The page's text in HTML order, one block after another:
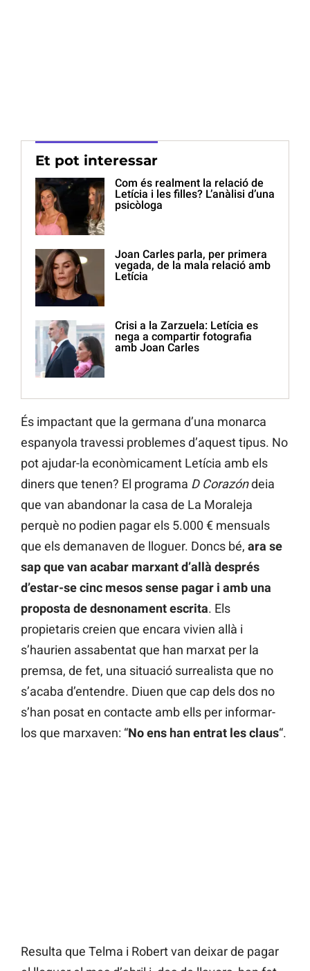
Et pot interessar
Com és realment la relació de
Letícia i les filles? L’anàlisi d’una
psicòloga
Joan Carles parla, per primera
vegada, de la mala relació amb
Letícia
Crisi a la Zarzuela: Letícia es
nega a compartir fotografia
amb Joan Carles
És impactant que la germana d’una monarca
espanyola travessi problemes d’aquest tipus. No
pot ajudar-la econòmicament Letícia amb els
diners que tenen? El programa D Corazóndeia
que van abandonar la casa de La Moraleja
perquè no podien pagar els 5.000 € mensuals
que els demanaven de lloguer. Doncs bé, ara se
sap que van acabar marxant d’allà després
d’estar-se cinc mesos sense pagar i amb una
proposta de desnonament escrita. Els
propietaris creien que encara vivien allà i
s’haurien assabentat que han marxat per la
premsa, de fet, una situació surrealista que no
s’acaba d’entendre. Diuen que cap dels dos no
s’han posat en contacte amb ells per informar-
los que marxaven: “No ens han entrat les claus“.
Resulta que Telma i Robert van deixar de pagar